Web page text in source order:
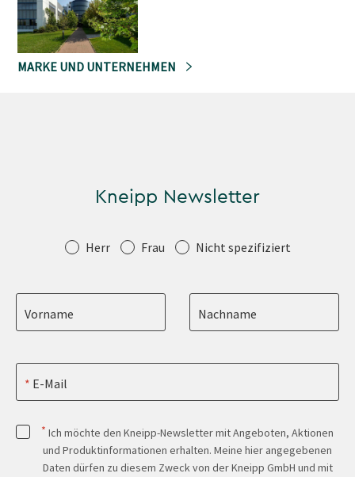
MARKE UND UNTERNEHMEN
Kneipp Newsletter
Anrede Herr Frau Nicht spezifiziert
Vorname Nachname
E-Mail
* Ich möchte den Kneipp-Newsletter mit Angeboten, Aktionen
und Produktinformationen erhalten. Meine hier angegebenen
Daten dürfen zu diesem Zweck von der Kneipp GmbH und mit